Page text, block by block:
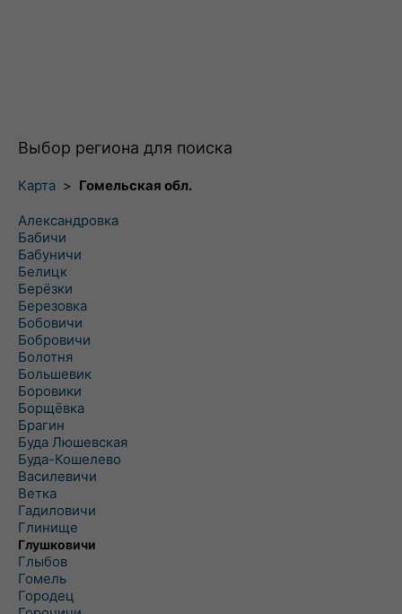
Выбор региона для поиска
Карта > Гомельская обл.
Александровка
Бабичи
Бабуничи
Белицк
Берёзки
Березовка
Бобовичи
Бобровичи
Болотня
Большевик
Боровики
Борщёвка
Брагин
Буда Люшевская
Буда-Кошелево
Василевичи
Ветка
Гадиловичи
Глинище
Глушковичи
Глыбов
Гомель
Городец